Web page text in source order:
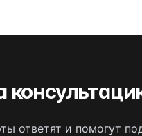
ответят и помогут